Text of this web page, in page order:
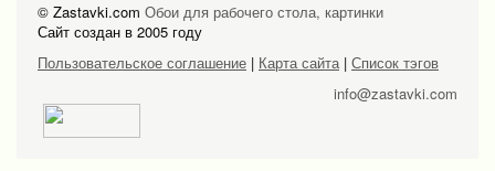
© Zastavki.com Обои для рабочего стола, картинки
Сайт создан в 2005 году
Пользовательское соглашение | Карта сайта| Список тэгов
info@zastavki.com